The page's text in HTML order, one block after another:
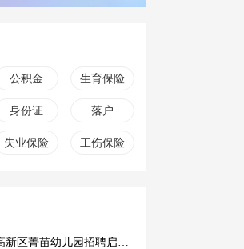
公积金 生育保险
身份证 落户
失业保险 工伤保险
2023重庆市高新区菁苗幼儿园招聘启事 招聘岗位及职位要求一览